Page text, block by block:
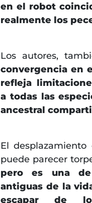
en el robot
realmente los
Los autores,
convergencia en
refleja
a todas las
ancestral
El
puede parecer
pero es una
antiguas de la
escapar de